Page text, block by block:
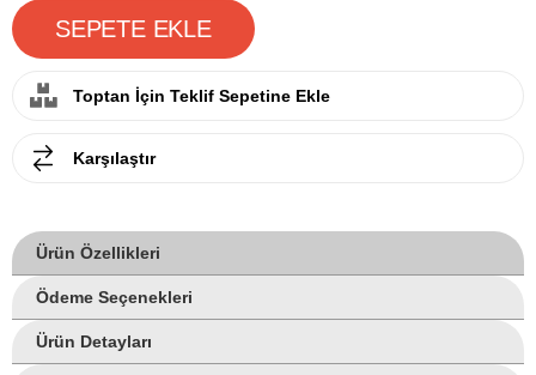
Toptan İçin Teklif Sepetine Ekle
Karşılaştır
Ürün Özellikleri
Ödeme Seçenekleri
Ürün Detayları